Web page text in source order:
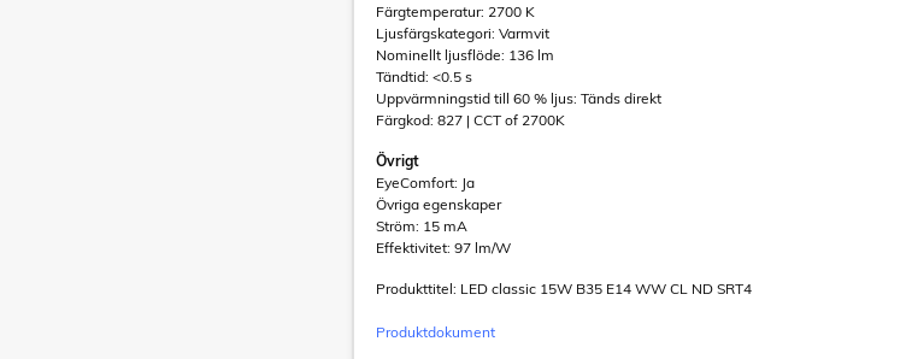
Färgtemperatur: 2700 K
Ljusfärgskategori: Varmvit
Nominellt ljusflöde: 136 lm
Tändtid: <0.5 s
Uppvärmningstid till 60 % ljus: Tänds direkt
Färgkod: 827 | CCT of 2700K
Övrigt
EyeComfort: Ja
Övriga egenskaper
Ström: 15 mA
Effektivitet: 97 lm/W
Produkttitel: LED classic 15W B35 E14 WW CL ND SRT4
Produktdokument